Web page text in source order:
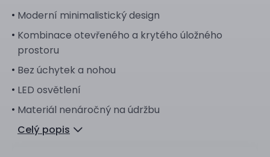
Moderní minimalistický design
Kombinace otevřeného a krytého úložného
prostoru
Bez úchytek a nohou
LED osvětlení
Materiál nenáročný na údržbu
Celý popis